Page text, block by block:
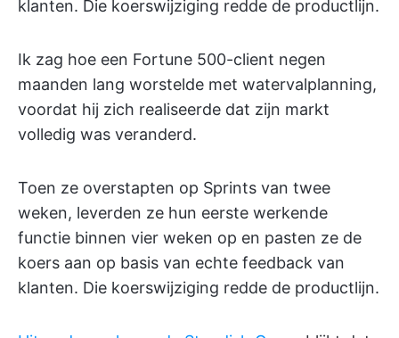
klanten. Die koerswijziging redde de productlijn.
Ik zag hoe een Fortune 500-client negen
maanden lang worstelde met watervalplanning,
voordat hij zich realiseerde dat zijn markt
volledig was veranderd.
Toen ze overstapten op Sprints van twee
weken, leverden ze hun eerste werkende
functie binnen vier weken op en pasten ze de
koers aan op basis van echte feedback van
klanten. Die koerswijziging redde de productlijn.